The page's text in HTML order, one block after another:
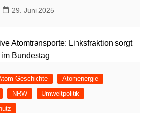
29. Juni 2025
Geschichte
Atomenergie
NRW
Umweltpolitik